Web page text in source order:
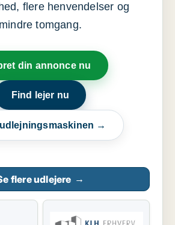
flere henvendelser og
mindre tomgang.
din annonce nu
Find lejer nu
→
flere udlejere →